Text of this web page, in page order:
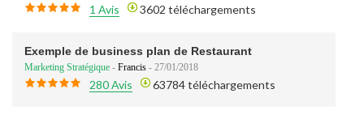
1 Avis 3602 téléchargements
Exemple de business plan de Restaurant
Marketing Stratégique - Francis - 27/01/2018
280 Avis 63784 téléchargements